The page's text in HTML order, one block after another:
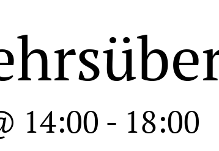
14:00 - 18:00